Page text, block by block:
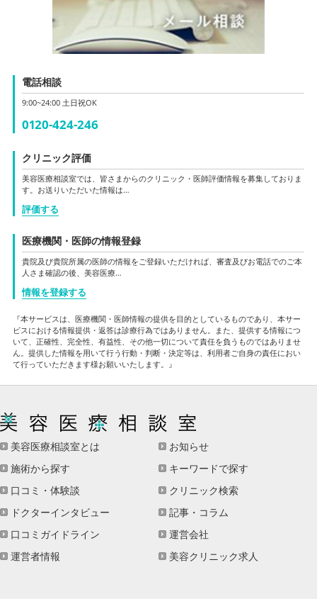
電話相談
9:00~24:00 土日祝OK
0120-424-246
クリニック評価
美容医療相談室では、皆さまからのクリニック・医師評価情報を募集しておりま
す。お送りいただいた情報は…
評価する
医療機関・医師の情報登録
貴院及び貴院所属の医師の情報をご登録いただければ、審査及びお電話でのご本
人さま確認の後、美容医療…
情報を登録する
『本サービスは、医療機関・医師情報の提供を目的としているものであり、本サー
ビスにおける情報提供・返答は診療行為ではありません。また、提供する情報につ
いて、正確性、完全性、有益性、その他一切について責任を負うものではありませ
ん。提供した情報を用いて行う行動・判断・決定等は、利用者ご自身の責任におい
て行っていただきます様お願いいたします。』
美容医療相談室とは
お知らせ
施術から探す
キーワードで探す
口コミ・体験談
クリニック検索
ドクターインタビュー
記事・コラム
口コミガイドライン
運営会社
運営者情報
美容クリニック求人